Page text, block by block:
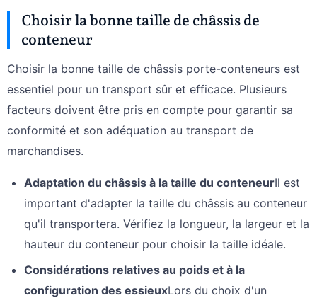
Choisir la bonne taille de châssis de
conteneur
Choisir la bonne taille de châssis porte-conteneurs est
essentiel pour un transport sûr et efficace. Plusieurs
facteurs doivent être pris en compte pour garantir sa
conformité et son adéquation au transport de
marchandises.
Adaptation du châssis à la taille du conteneurIl est
important d'adapter la taille du châssis au conteneur
qu'il transportera. Vérifiez la longueur, la largeur et la
hauteur du conteneur pour choisir la taille idéale.
Considérations relatives au poids et à la
configuration des essieuxLors du choix d'un